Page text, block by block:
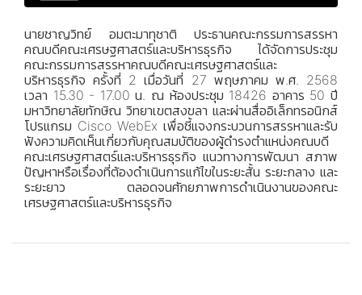
นายชาญวิทย์ อมตะมาทุชาติ ประธานคณะกรรมการสรรหา
คณบดีคณะเศรษฐศาสตร์และบริหารธุรกิจ ได้จัดการประชุม
คณะกรรมการสรรหาคณบดีคณะเศรษฐศาสตร์และ
บริหารธุรกิจ ครั้งที่ 2 เมื่อวันที่ 27 พฤษภาคม พ.ศ. 2568
เวลา 15.30 - 17.00 น. ณ ห้องประชุม 18426 อาคาร 50 ปี
มหาวิทยาลัยทักษิณ วิทยาเขตสงขลา และผ่านสื่ออิเล็กทรอนิกส์
โปรแกรม Cisco WebEx เพื่อชี้แจงกระบวนการสรรหาและรับ
ฟังความคิดเห็นเกี่ยวกับคุณสมบัติของผู้ดำรงตำแหน่งคณบดี
คณะเศรษฐศาสตร์และบริหารธุรกิจ แนวทางการพัฒนา สภาพ
ปัญหาหรือเรื่องที่ต้องดำเนินการแก้ไขในระยะสั้น ระยะกลาง และ
ระยะยาว ตลอดจนศักยภาพการดำเนินงานของคณะ
เศรษฐศาสตร์และบริหารธุรกิจ